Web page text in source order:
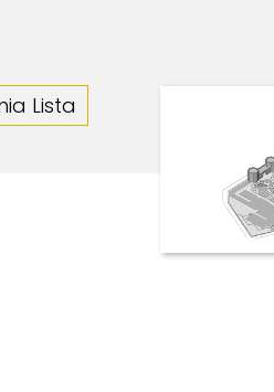
Lista